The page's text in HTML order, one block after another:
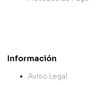
Información
Aviso Legal